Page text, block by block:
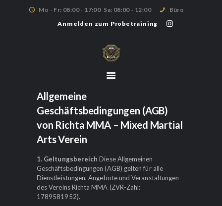
Mo - Fr: 08:00 - 17:00 Sa: 08:00 - 12:00
Büro
Anmelden zum Probetraining
TRAININGSPLAN
ÜBER UNS
MITGLIEDSCHAFT
ANMELDUNG
Allgemeine
Geschäftsbedingungen (AGB)
von Richta MMA – Mixed Martial
Arts Verein
1. Geltungsbereich Diese Allgemeinen
Geschäftsbedingungen (AGB) gelten für alle
Dienstleistungen, Angebote und Veranstaltungen
des Vereins Richta MMA (ZVR-Zahl:
1789581952).